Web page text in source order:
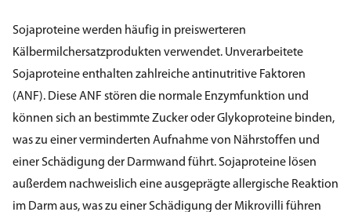
Sojaproteine werden häufig in preiswerteren
Kälbermilchersatzprodukten verwendet. Unverarbeitete
Sojaproteine enthalten zahlreiche antinutritive Faktoren
(ANF). Diese ANF stören die normale Enzymfunktion und
können sich an bestimmte Zucker oder Glykoproteine binden,
was zu einer verminderten Aufnahme von Nährstoffen und
einer Schädigung der Darmwand führt. Sojaproteine lösen
außerdem nachweislich eine ausgeprägte allergische Reaktion
im Darm aus, was zu einer Schädigung der Mikrovilli führen